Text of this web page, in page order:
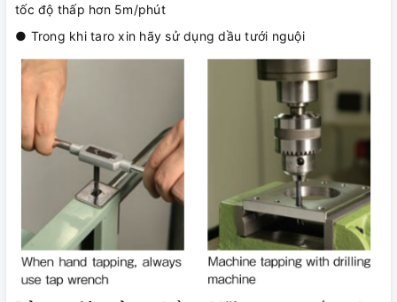
tốc độ thấp hơn 5m/phút
● Trong khi taro xin hãy sử dụng dầu tưới nguội